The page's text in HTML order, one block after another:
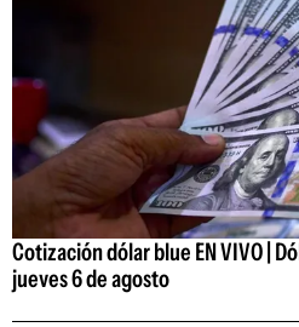
Cotización dólar blue EN VIVO |
jueves 6 de agosto